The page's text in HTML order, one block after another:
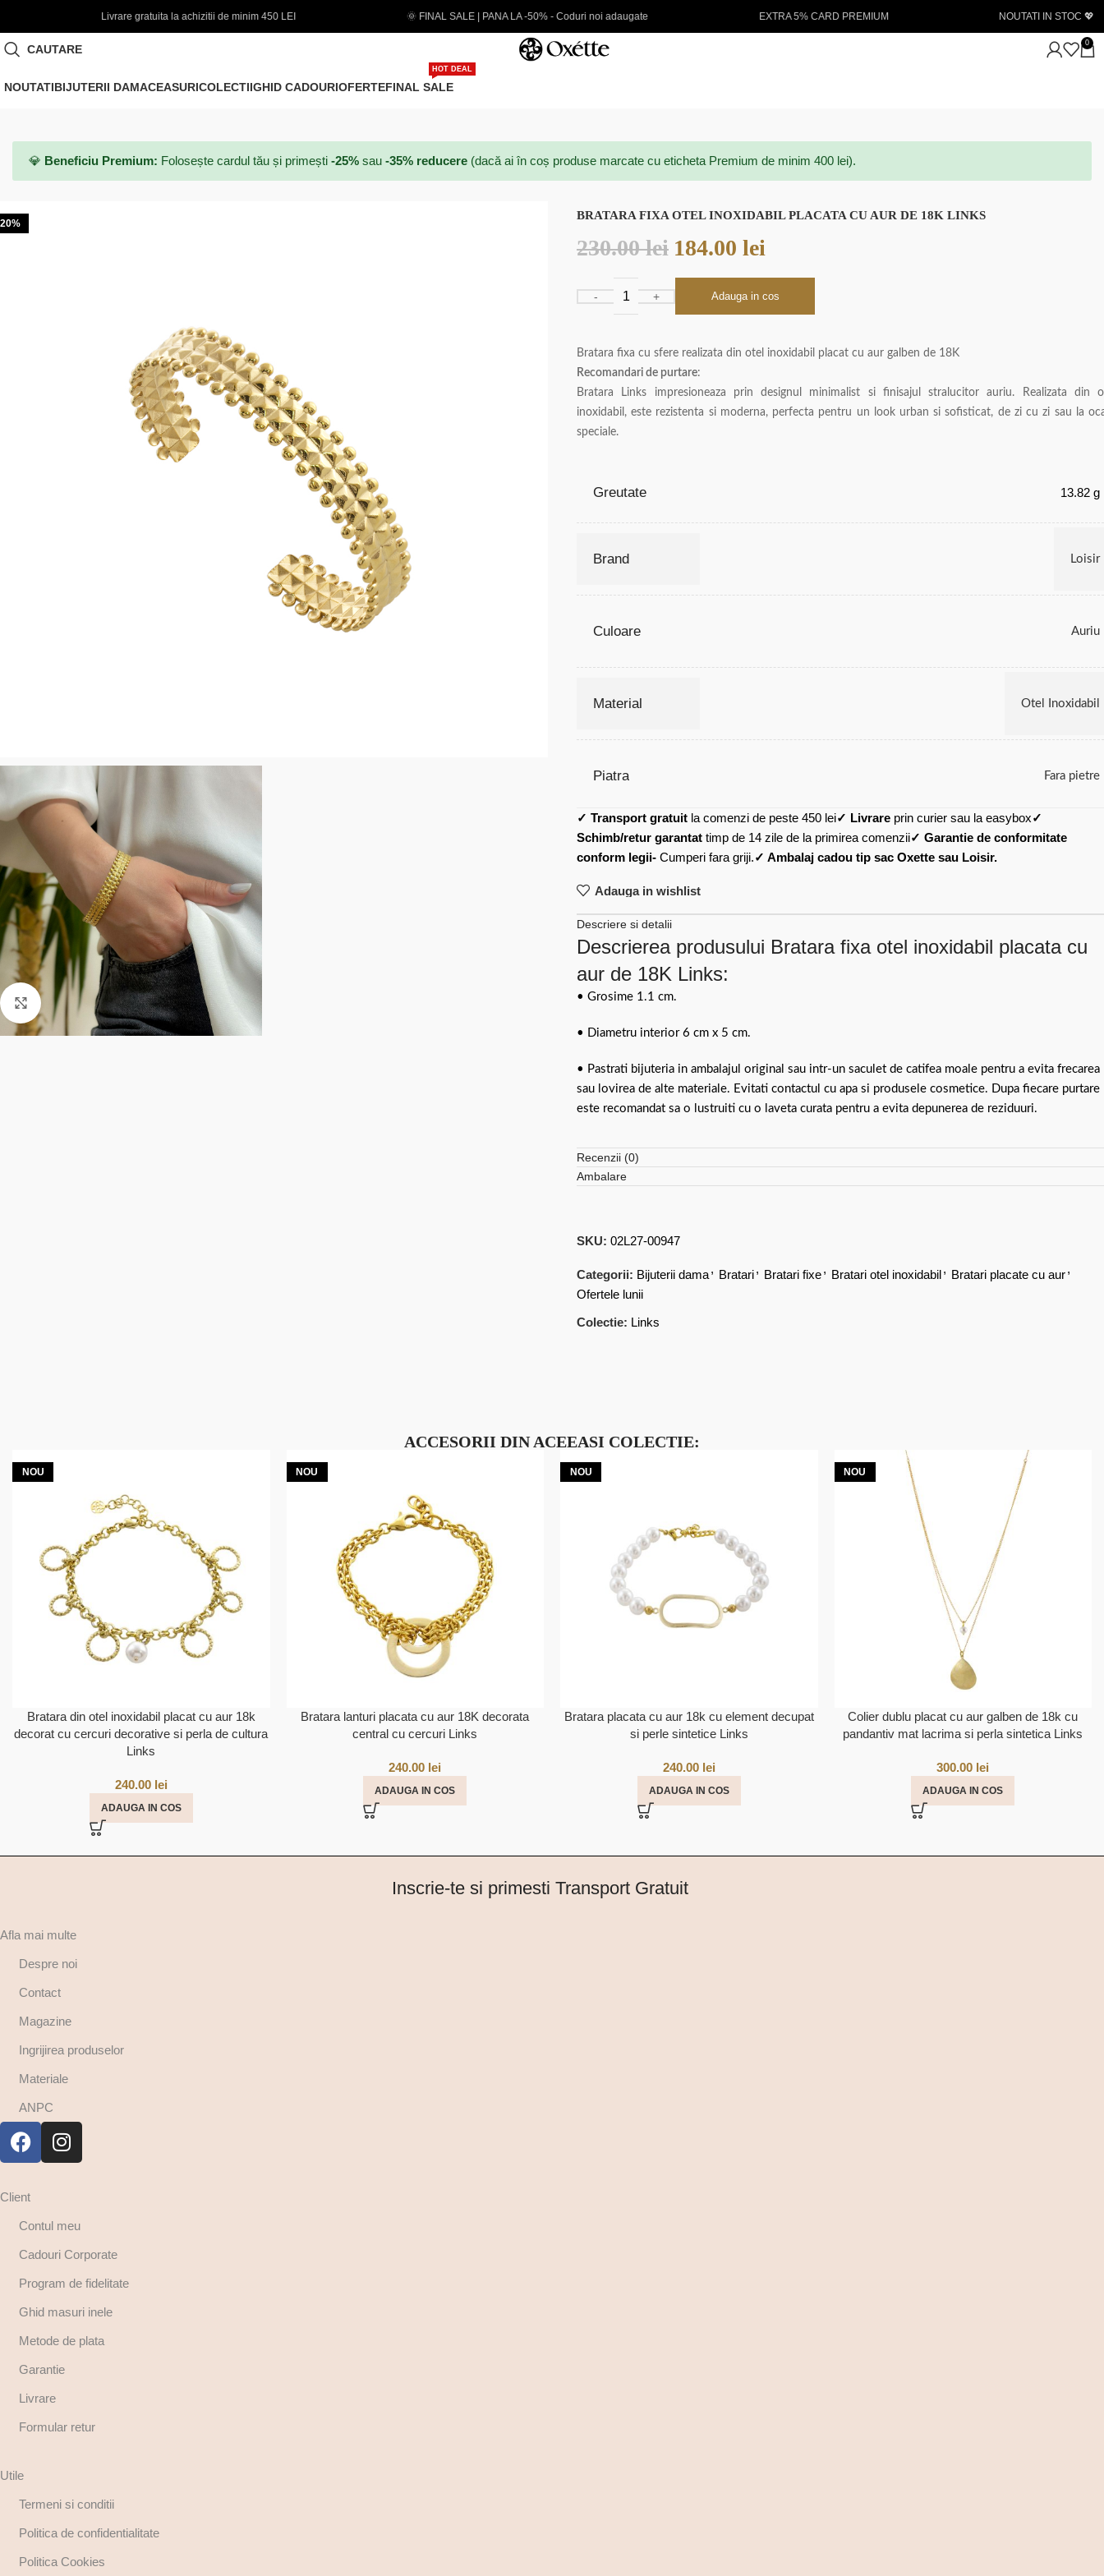
la achizitii de minim 450 LEI 🌞 FINAL SALE | PANA LA -50% - Coduri noi adaugate EXTRA 5% CARD PREMIUM NOUTATI IN STOC 💖 Livrare
CAUTARE 0
NOUTATIBIJUTERII DAMACEASURICOLECTIIGHID CADOURIOFERTEFINAL SALE
HOT DEAL
💎 Beneficiu Premium: Folosește cardul tău și primești -25% sau -35% reducere (dacă ai în coș produse marcate cu eticheta Premium de minim 400 lei).
Click to enlarge
BRATARA FIXA OTEL INOXIDABIL PLACATA CU AUR DE 18K LINKS
230.00lei 184.00 lei
Adauga in cos
Bratara fixa cu sfere realizata din otel inoxidabil placat cu aur galben de 18K
Recomandari de purtare:
Bratara Links impresioneaza prin designul minimalist si finisajul stralucitor auriu. Realizata din
inoxidabil, este rezistenta si moderna, perfecta pentru un look urban si sofisticat, de zi cu zi sau la
speciale.
Greutate 13.82 g
Brand Loisir
Culoare Auriu
Material Otel Inoxidabil
Piatra Fara pietre
✓ Transport gratuit la comenzi de peste 450 lei✓ Livrare prin curier sau la easybox✓
Schimb/retur garantat timp de 14 zile de la primirea comenzii✓ Garantie de conformitate
conform legii- Cumperi fara griji.✓ Ambalaj cadou tip sac Oxette sau Loisir.
Adauga in wishlist
Descriere si detalii
Descrierea produsului Bratara fixa otel inoxidabil placata cu
aur de 18K Links:
• Grosime 1.1 cm.
• Diametru interior 6 cm x 5 cm.
• Pastrati bijuteria in ambalajul original sau intr-un saculet de catifea moale pentru a evita frecarea
sau lovirea de alte materiale. Evitati contactul cu apa si produsele cosmetice. Dupa fiecare purtare
este recomandat sa o lustruiti cu o laveta curata pentru a evita depunerea de reziduuri.
Recenzii (0)
Ambalare
SKU: 02L27-00947
Categorii: Bijuterii dama, Bratari, Bratari fixe, Bratari otel inoxidabil, Bratari placate cu aur,
Ofertele lunii
Colectie: Links
ACCESORII DIN ACEEASI COLECTIE:
NOU
Bratara din otel inoxidabil placat cu aur 18k
decorat cu cercuri decorative si perla de cultura
Links
240.00 lei
ADAUGA IN COS
NOU
Bratara lanturi placata cu aur 18K decorata
central cu cercuri Links
240.00 lei
ADAUGA IN COS
NOU
Bratara placata cu aur 18k cu element decupat
si perle sintetice Links
240.00 lei
ADAUGA IN COS
NOU
Colier dublu placat cu aur galben de 18k cu
pandantiv mat lacrima si perla sintetica Links
300.00 lei
ADAUGA IN COS
Inscrie-te si primesti Transport Gratuit
Afla mai multe
Despre noi
Contact
Magazine
Ingrijirea produselor
Materiale
ANPC
Client
Contul meu
Cadouri Corporate
Program de fidelitate
Ghid masuri inele
Metode de plata
Garantie
Livrare
Formular retur
Utile
Termeni si conditii
Politica de confidentialitate
Politica Cookies